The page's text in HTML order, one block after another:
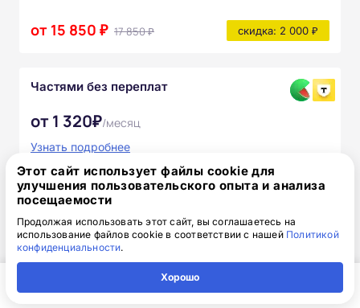
от 15 850 ₽ 17 850 ₽ скидка: 2 000 ₽
Частями без переплат
от 1 320₽/месяц
Узнать подробнее
После прохождения курса вы получите:
Полный комплект официальных
документов
Доступ к онлайн-платформе Академии
Этот сайт использует файлы cookie для
улучшения пользовательского опыта и анализа
посещаемости
Продолжая использовать этот сайт, вы соглашаетесь на
использование файлов cookie в соответствии с нашей Политикой
конфиденциальности.
Хорошо